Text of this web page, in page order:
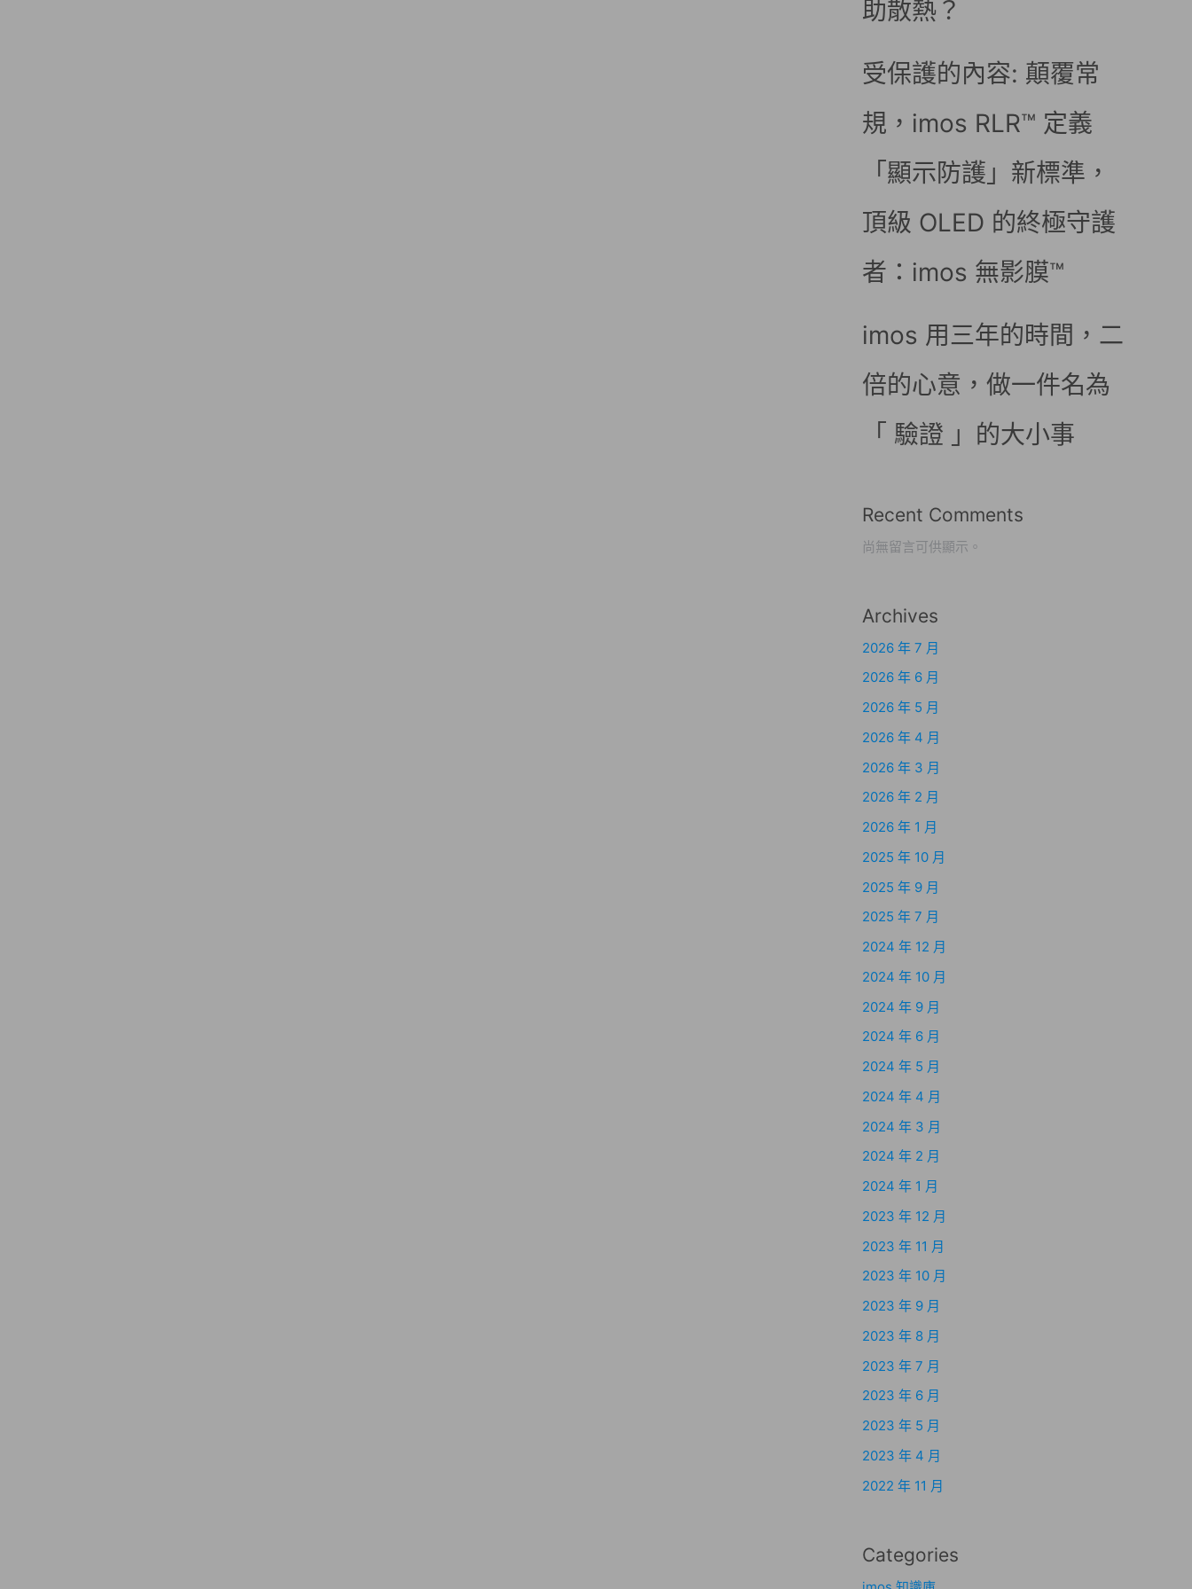
助散熱？
受保護的內容: 顛覆常
規，imos RLR™ 定義
「顯示防護」新標準，
頂級 OLED 的終極守護
者：imos 無影膜™
imos 用三年的時間，二
倍的心意，做一件名為
「 驗證 」的大小事
Recent Comments
尚無留言可供顯示。
Archives
2026 年 7 月
2026 年 6 月
2026 年 5 月
2026 年 4 月
2026 年 3 月
2026 年 2 月
2026 年 1 月
2025 年 10 月
2025 年 9 月
2025 年 7 月
2024 年 12 月
2024 年 10 月
2024 年 9 月
2024 年 6 月
2024 年 5 月
2024 年 4 月
2024 年 3 月
2024 年 2 月
2024 年 1 月
2023 年 12 月
2023 年 11 月
2023 年 10 月
2023 年 9 月
2023 年 8 月
2023 年 7 月
2023 年 6 月
2023 年 5 月
2023 年 4 月
2022 年 11 月
Categories